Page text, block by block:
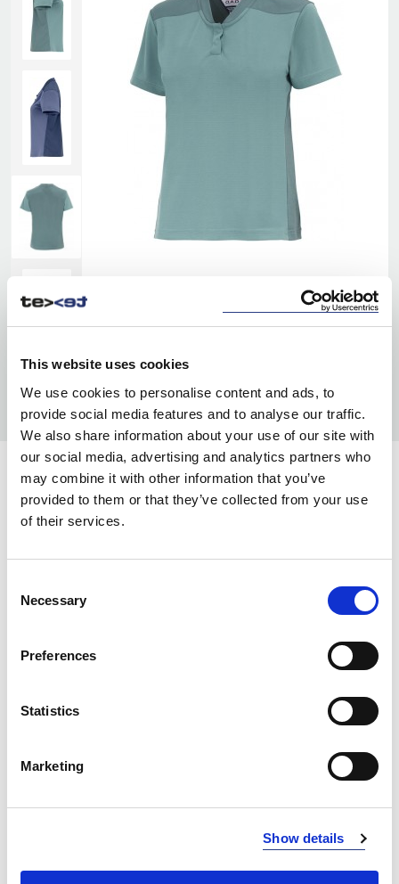
This website uses cookies
We use cookies to personalise content and ads, to
provide social media features and to analyse our traffic.
We also share information about your use of our site with
our social media, advertising and analytics partners who
may combine it with other information that you’ve
provided to them or that they’ve collected from your use
of their services.
Selection
Necessary
Preferences
Statistics
Marketing
Show details
KOLORY:
DARK GREY
388
Mag. Poznań — stan magazynu lokalnego, realizacja
od ręki. Mag. Centralny — stan magazynu centralnego
dostawcy, dłuższy termin realizacji. Podane ilości mają
charakter orientacyjny.
DUSTY GREEN (366)
KOPIUJ LINK
Mag. Centralny